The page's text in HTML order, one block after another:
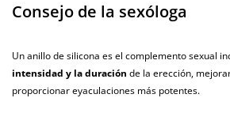
No testado en
animales
Envío discreto Paquete discreto y
Garantías 3 años de garantía
Consejo de la sexóloga
Un anillo de silicona es el complemento sexual
intensidad y la duración de la erección,
proporcionar eyaculaciones más potentes.